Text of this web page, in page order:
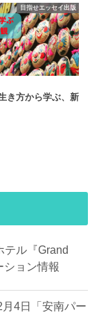
目指せエッセイ出版
き方から学ぶ、新
ル『Grand
ョン情報
4日「安南パー